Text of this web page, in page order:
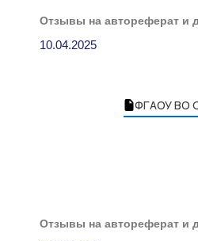
Отзывы на автореферат и
10.04.2025
ФГАОУ ВО
Отзывы на автореферат и